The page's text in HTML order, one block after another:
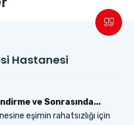
Hastanesi
ve Sonrasında...
eşimin rahatsızlığı için